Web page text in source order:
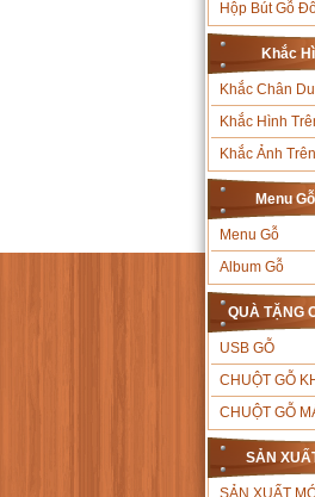
Hộp Bút Gỗ
Khắc
Khắc Chân
Khắc Hình
Khắc Ảnh
Menu
Menu Gỗ
Album Gỗ
QUÀ TẶNG
USB GỖ
CHUỘT GỖ
CHUỘT GỖ
SẢN
SẢN XUẤT